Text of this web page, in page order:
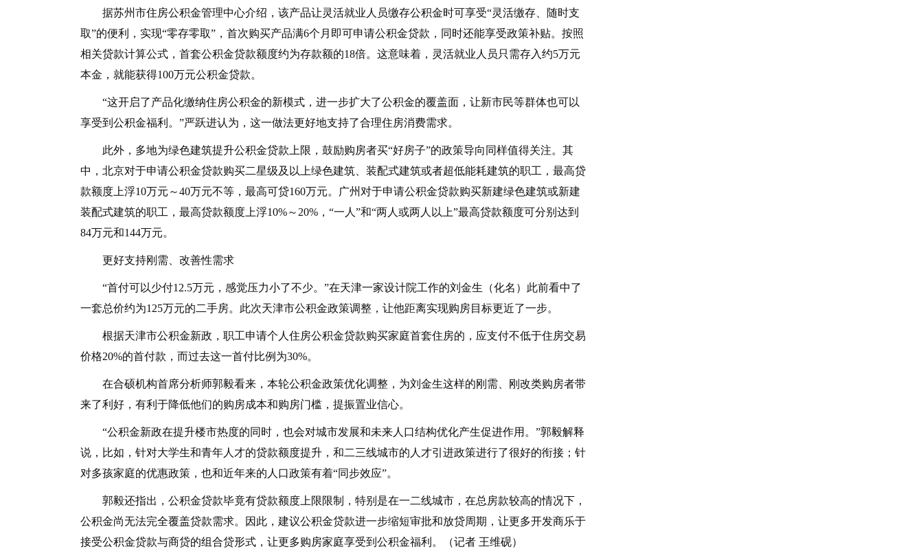
据苏州市住房公积金管理中心介绍，该产品让灵活就业人员缴存公积金时可享受“灵活缴存、随时支
取”的便利，实现“零存零取”，首次购买产品满6个月即可申请公积金贷款，同时还能享受政策补贴。按照
相关贷款计算公式，首套公积金贷款额度约为存款额的18倍。这意味着，灵活就业人员只需存入约5万元
本金，就能获得100万元公积金贷款。
“这开启了产品化缴纳住房公积金的新模式，进一步扩大了公积金的覆盖面，让新市民等群体也可以
享受到公积金福利。”严跃进认为，这一做法更好地支持了合理住房消费需求。
此外，多地为绿色建筑提升公积金贷款上限，鼓励购房者买“好房子”的政策导向同样值得关注。其
中，北京对于申请公积金贷款购买二星级及以上绿色建筑、装配式建筑或者超低能耗建筑的职工，最高贷
款额度上浮10万元～40万元不等，最高可贷160万元。广州对于申请公积金贷款购买新建绿色建筑或新建
装配式建筑的职工，最高贷款额度上浮10%～20%，“一人”和“两人或两人以上”最高贷款额度可分别达到
84万元和144万元。
更好支持刚需、改善性需求
“首付可以少付12.5万元，感觉压力小了不少。”在天津一家设计院工作的刘金生（化名）此前看中了
一套总价约为125万元的二手房。此次天津市公积金政策调整，让他距离实现购房目标更近了一步。
根据天津市公积金新政，职工申请个人住房公积金贷款购买家庭首套住房的，应支付不低于住房交易
价格20%的首付款，而过去这一首付比例为30%。
在合硕机构首席分析师郭毅看来，本轮公积金政策优化调整，为刘金生这样的刚需、刚改类购房者带
来了利好，有利于降低他们的购房成本和购房门槛，提振置业信心。
“公积金新政在提升楼市热度的同时，也会对城市发展和未来人口结构优化产生促进作用。”郭毅解释
说，比如，针对大学生和青年人才的贷款额度提升，和二三线城市的人才引进政策进行了很好的衔接；针
对多孩家庭的优惠政策，也和近年来的人口政策有着“同步效应”。
郭毅还指出，公积金贷款毕竟有贷款额度上限限制，特别是在一二线城市，在总房款较高的情况下，
公积金尚无法完全覆盖贷款需求。因此，建议公积金贷款进一步缩短审批和放贷周期，让更多开发商乐于
接受公积金贷款与商贷的组合贷形式，让更多购房家庭享受到公积金福利。（记者 王维砚）